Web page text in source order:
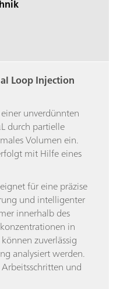
Loop Injection
unverdünnten
durch partielle
Volumen ein.
mit Hilfe eines
für eine präzise
und intelligenter
innerhalb des
in
zuverlässig
analysiert werden.
und